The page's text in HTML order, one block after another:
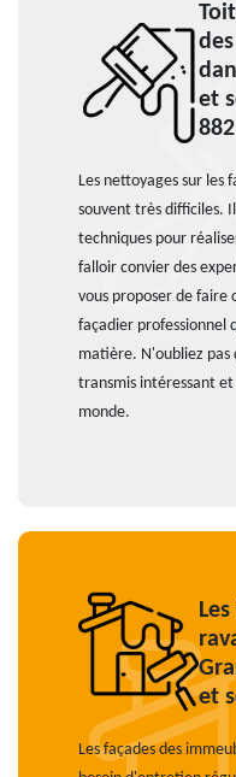
et
Les nettoyages sur les
souvent très difficiles.
techniques pour
falloir convier des
vous proposer de faire
façadier professionnel
matière. N'oubliez pas
transmis intéressant et
monde.
et
Les façades des